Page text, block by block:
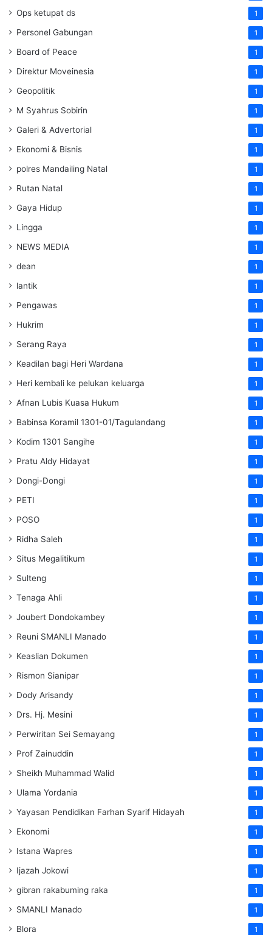
Ops ketupat ds 1
Personel Gabungan 1
Board of Peace 1
Direktur Moveinesia 1
Geopolitik 1
M Syahrus Sobirin 1
Galeri & Advertorial 1
Ekonomi & Bisnis 1
polres Mandailing Natal 1
Rutan Natal 1
Gaya Hidup 1
Lingga 1
NEWS MEDIA 1
dean 1
lantik 1
Pengawas 1
Hukrim 1
Serang Raya 1
Keadilan bagi Heri Wardana 1
Heri kembali ke pelukan keluarga 1
Afnan Lubis Kuasa Hukum 1
Babinsa Koramil 1301-01/Tagulandang 1
Kodim 1301 Sangihe 1
Pratu Aldy Hidayat 1
Dongi-Dongi 1
PETI 1
POSO 1
Ridha Saleh 1
Situs Megalitikum 1
Sulteng 1
Tenaga Ahli 1
Joubert Dondokambey 1
Reuni SMANLI Manado 1
Keaslian Dokumen 1
Rismon Sianipar 1
Dody Arisandy 1
Drs. Hj. Mesini 1
Perwiritan Sei Semayang 1
Prof Zainuddin 1
Sheikh Muhammad Walid 1
Ulama Yordania 1
Yayasan Pendidikan Farhan Syarif Hidayah 1
Ekonomi 1
Istana Wapres 1
Ijazah Jokowi 1
gibran rakabuming raka 1
SMANLI Manado 1
Blora 1